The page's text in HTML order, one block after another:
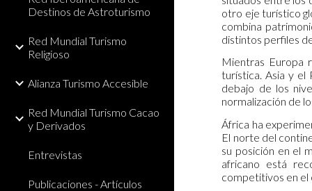
Destinos de Astroturismo
Red Mundial Turismo
Religioso
Alianza Turismo Accesible
Red Mundial Turismo Cacao
y Derivados
Entrevistas
Publicaciones - Artículos
otro eje turístico
combina
distintos perfiles
Mientras Europa
turística. Asia y el
debajo de los
normalización de
África ha
El norte del
su posición en el
africano está
competitivos en el